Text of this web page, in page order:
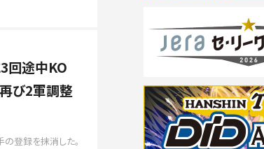
回途中KO
び2軍調整
登録を抹消した。